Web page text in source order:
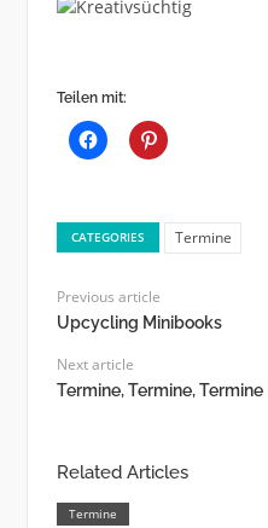
Teilen mit:
CATEGORIES Termine
Previous article
Upcycling Minibooks
Next article
Termine, Termine, Termine
Related Articles
Termine